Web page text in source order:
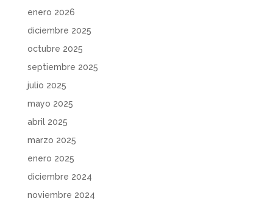
enero 2026
diciembre 2025
octubre 2025
septiembre 2025
julio 2025
mayo 2025
abril 2025
marzo 2025
enero 2025
diciembre 2024
noviembre 2024